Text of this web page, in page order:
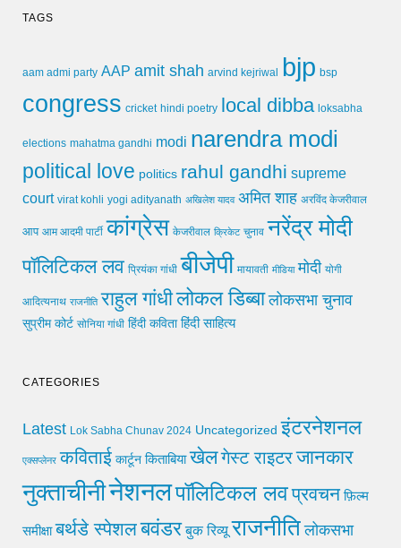
TAGS
aam admi party AAP amit shah arvind kejriwal bjp bsp
congress cricket hindi poetry local dibba loksabha
elections mahatma gandhi modi narendra modi
political love politics rahul gandhi supreme
court virat kohli yogi adityanath अखिलेश यादव अमित शाह अरविंद केजरीवाल
आप आम आदमी पार्टी कांग्रेस केजरीवाल क्रिकेट चुनाव नरेंद्र मोदी
पॉलिटिकल लव प्रियंका गांधी बीजेपी मायावती मीडिया मोदी योगी
आदित्यनाथ राजनीति राहुल गांधीलोकल डिब्बा लोकसभा चुनाव
सुप्रीम कोर्ट सोनिया गांधी हिंदी कविता हिंदी साहित्य
CATEGORIES
Latest Lok Sabha Chunav 2024 Uncategorized इंटरनेशनल
एक्सप्लेनर कविताई कार्टून किताबिया खेलगेस्ट राइटरजानकार
नुक्ताचीनीनेशनलपॉलिटिकल लवप्रवचन फ़िल्म
समीक्षा बर्थडे स्पेशलबवंडर बुक रिव्यू राजनीति लोकसभा